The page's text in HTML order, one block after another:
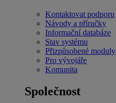
Kontaktovat podporu
Návody a příručky
Informační databáze
Stav systému
Přizpůsobené moduly
Pro vývojáře
Komunita
Společnost